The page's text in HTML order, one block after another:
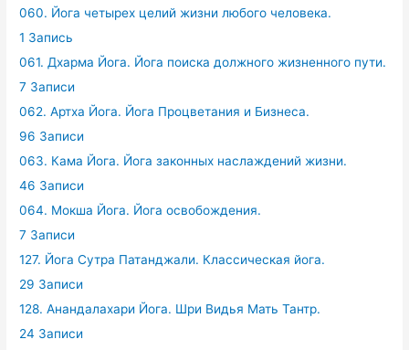
060. Йога четырех целий жизни любого человека.
1 Запись
061. Дхарма Йога. Йога поиска должного жизненного пути.
7 Записи
062. Артха Йога. Йога Процветания и Бизнеса.
96 Записи
063. Кама Йога. Йога законных наслаждений жизни.
46 Записи
064. Мокша Йога. Йога освобождения.
7 Записи
127. Йога Сутра Патанджали. Классическая йога.
29 Записи
128. Анандалахари Йога. Шри Видья Мать Тантр.
24 Записи